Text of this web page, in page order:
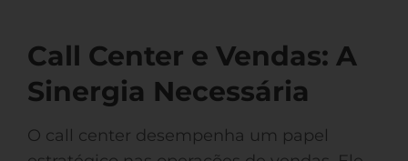
Call Center e Vendas: A
Sinergia Necessária
O call center desempenha um papel